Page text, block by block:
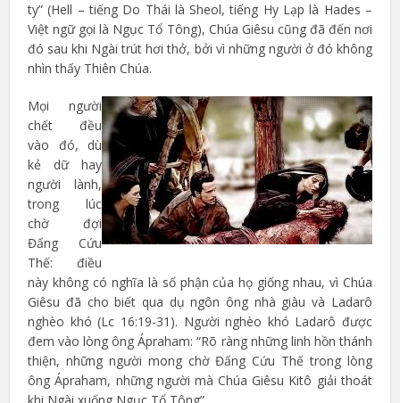
ty” (Hell – tiếng Do Thái là Sheol, tiếng Hy Lạp là Hades –
Việt ngữ gọi là Ngục Tổ Tông), Chúa Giêsu cũng đã đến nơi
đó sau khi Ngài trút hơi thở, bởi vì những người ở đó không
nhìn thấy Thiên Chúa.
Mọi người
chết đều
vào đó, dù
kẻ dữ hay
người lành,
trong lúc
chờ đợi
Đấng Cứu
Thế: điều
này không có nghĩa là số phận của họ giống nhau, vì Chúa
Giêsu đã cho biết qua dụ ngôn ông nhà giàu và Ladarô
nghèo khó (Lc 16:19-31). Người nghèo khó Ladarô được
đem vào lòng ông Ápraham: “Rõ ràng những linh hồn thánh
thiện, những người mong chờ Đấng Cứu Thế trong lòng
ông Ápraham, những người mà Chúa Giêsu Kitô giải thoát